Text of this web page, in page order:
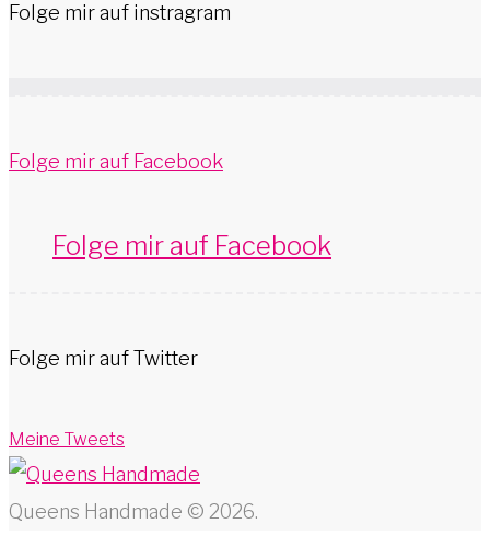
Folge mir auf instragram
Folge mir auf Facebook
Folge mir auf Facebook
Folge mir auf Twitter
Meine Tweets
Queens Handmade © 2026.